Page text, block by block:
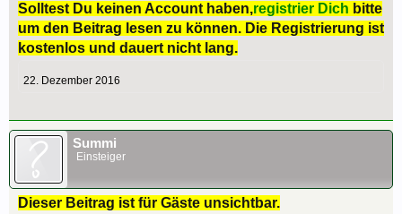
Solltest Du keinen Account haben,registrier Dich bitte
um den Beitrag lesen zu können. Die Registrierung ist
kostenlos und dauert nicht lang.
22. Dezember 2016
Summi
Einsteiger
Dieser Beitrag ist für Gäste unsichtbar.